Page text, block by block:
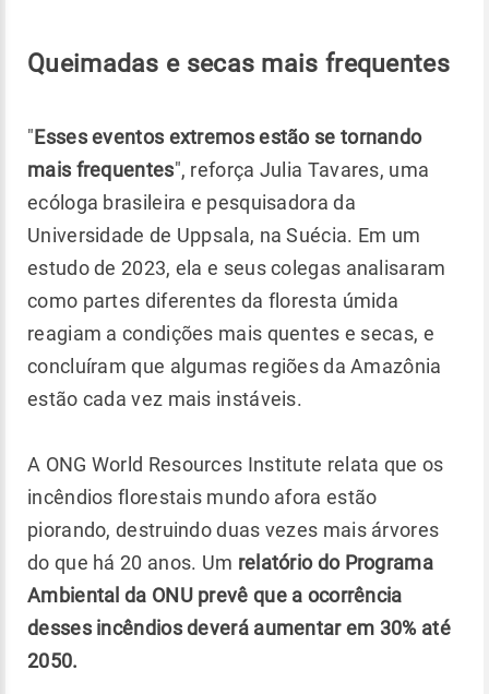
Queimadas e secas mais frequentes
"Esses eventos extremos estão se tornando
mais frequentes", reforça Julia Tavares, uma
ecóloga brasileira e pesquisadora da
Universidade de Uppsala, na Suécia. Em um
estudo de 2023, ela e seus colegas analisaram
como partes diferentes da floresta úmida
reagiam a condições mais quentes e secas, e
concluíram que algumas regiões da Amazônia
estão cada vez mais instáveis.
A ONG World Resources Institute relata que os
incêndios florestais mundo afora estão
piorando, destruindo duas vezes mais árvores
do que há 20 anos. Um relatório do Programa
Ambiental da ONU prevê que a ocorrência
desses incêndios deverá aumentar em 30% até
2050.